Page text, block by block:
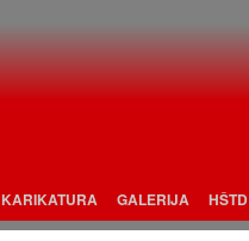
KARIKATURA GALERIJA HŠTD